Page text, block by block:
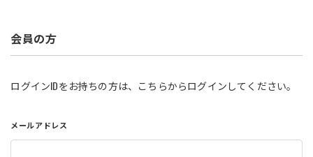
ナップスメンバーズ
店舗を探す
コーポレートサイト
会員の方
ログインIDをお持ちの方は、こちらからログインしてください。
メールアドレス